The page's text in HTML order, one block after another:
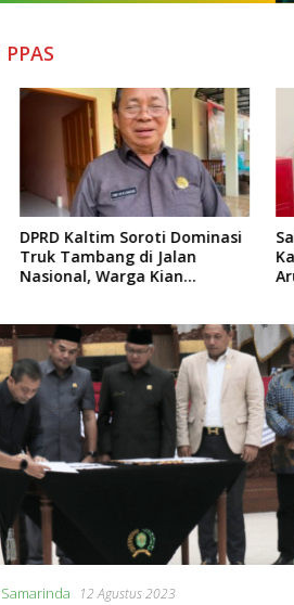
Soroti Dominasi
di Jalan
Kian
Salehuddin
Kaltim Lebih
Arus Informasi
Samarinda 12 Agustus 2023